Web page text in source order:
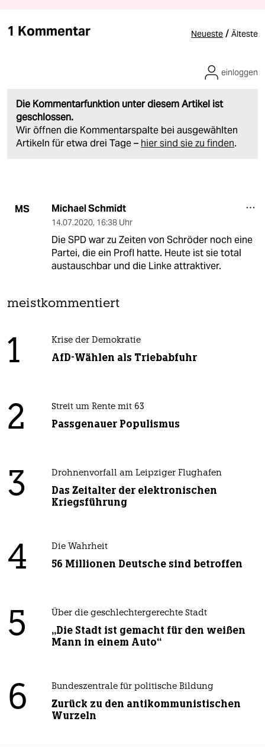
1 Kommentar Neueste / Älteste
Die Kommentarfunktion unter diesem Artikel ist
geschlossen.
Wir öffnen die Kommentarspalte bei ausgewählten
Artikeln für etwa drei Tage – hier sind sie zu finden.
einloggen
MS Michael Schmidt
14.07.2020, 16:38 Uhr
Die SPD war zu Zeiten von Schröder noch eine
Partei, die ein Profl hatte. Heute ist sie total
austauschbar und die Linke attraktiver.
meistkommentiert
1 Krise der Demokratie
AfD-Wählen als Triebabfuhr
2 Streit um Rente mit 63
Passgenauer Populismus
3 Drohnenvorfall am Leipziger Flughafen
Das Zeitalter der elektronischen
Kriegsführung
4 Die Wahrheit
56 Millionen Deutsche sind betroffen
5 Über die geschlechtergerechte Stadt
„Die Stadt ist gemacht für den weißen
Mann in einem Auto“
6 Bundeszentrale für politische Bildung
Zurück zu den antikommunistischen
Wurzeln